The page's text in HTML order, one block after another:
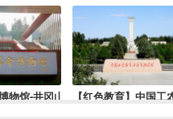
物馆-井冈山红色教育培训基地
【红色教育】中国